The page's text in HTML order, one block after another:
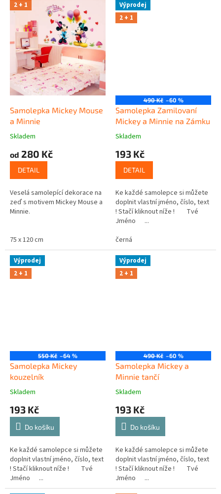
2 + 1
Samolepka Mickey Mouse
a Minnie
Skladem
od 280 Kč
DETAIL
Veselá samolepící dekorace na
zeď s motivem Mickey Mouse a
Minnie.
75 x 120 cm
Výprodej
2 + 1
490 Kč –60 %
Samolepka Zamilovaní
Mickey a Minnie na Zámku
Skladem
193 Kč
DETAIL
Ke každé samolepce si můžete
doplnit vlastní jméno, číslo, text
! Stačí kliknout níže ! Tvé
Jméno ...
černá
Výprodej
2 + 1
550 Kč –64 %
Samolepka Mickey
kouzelník
Skladem
193 Kč
Do košíku
Ke každé samolepce si můžete
doplnit vlastní jméno, číslo, text
! Stačí kliknout níže ! Tvé
Jméno ...
Výprodej
2 + 1
490 Kč –60 %
Samolepka Mickey a
Minnie tančí
Skladem
193 Kč
Do košíku
Ke každé samolepce si můžete
doplnit vlastní jméno, číslo, text
! Stačí kliknout níže ! Tvé
Jméno ...